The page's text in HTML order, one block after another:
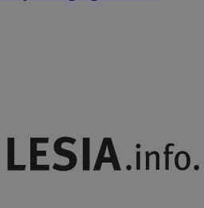
YouTube
.youtube.com
5 miesięcy 4
tygodnie